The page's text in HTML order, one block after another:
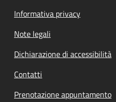
Informativa privacy
Note legali
Dichiarazione di accessibilità
Contatti
Prenotazione appuntamento